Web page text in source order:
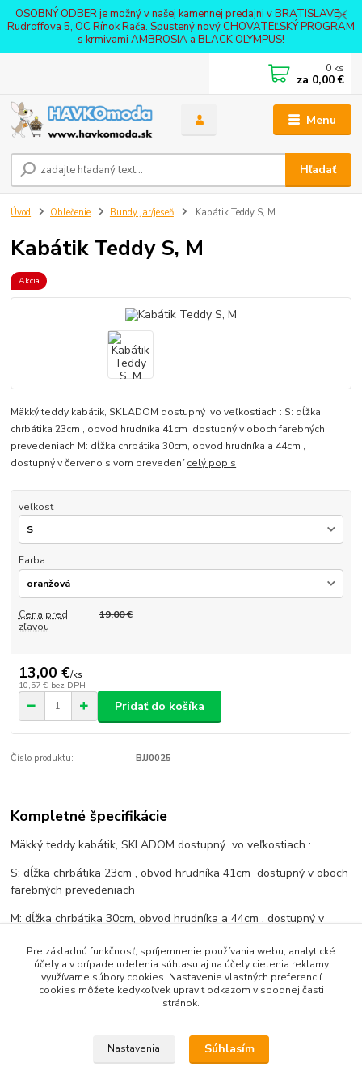
OSOBNÝ ODBER je možný v našej kamennej predajni v BRATISLAVE -
Rudroffova 5, OC Rínok Rača. Spustený nový CHOVATEĽSKÝ PROGRAM
s krmivami AMBROSIA a BLACK OLYMPUS!
Menu
Hľadať
0 ks
za 0,00 €
Úvod Oblečenie Bundy jar/jeseň Kabátik Teddy S, M
Kabátik Teddy S, M
Akcia
Mäkký teddy kabátik, SKLADOM dostupný vo veľkostiach : S: dĺžka
chrbátika 23cm , obvod hrudníka 41cm dostupný v oboch farebných
prevedeniach M: dĺžka chrbátika 30cm, obvod hrudníka a 44cm ,
dostupný v červeno sivom prevedenícelý popis
veľkosť
Farba
Cena pred
zľavou
19,00 €
13,00 €/ks
10,57 € bez DPH
Pridať do košíka
Číslo produktu: BJJ0025
Kompletné špecifikácie
Mäkký teddy kabátik, SKLADOM dostupný vo veľkostiach :
S: dĺžka chrbátika 23cm , obvod hrudníka 41cm dostupný v oboch
farebných prevedeniach
M: dĺžka chrbátika 30cm, obvod hrudníka a 44cm , dostupný v
Tovar zaradený v kategóriách
Pre základnú funkčnosť, spríjemnenie používania webu, analytické
účely a v prípade udelenia súhlasu aj na účely cielenia reklamy
využívame súbory cookies. Nastavenie vlastných preferencií
cookies môžete kedykoľvek upraviť odkazom v spodnej časti
stránok.
Nastavenia Súhlasím